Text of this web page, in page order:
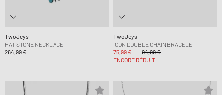
TwoJeys
HAT STONE NECKLACE
264,99 €
TwoJeys
ICON DOUBLE CHAIN BRACELET
75,99 €
94,99 €
ENCORE RÉDUIT